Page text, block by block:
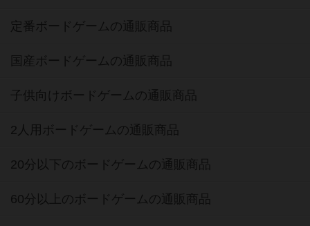
定番ボードゲームの通販商品
国産ボードゲームの通販商品
子供向けボードゲームの通販商品
2人用ボードゲームの通販商品
20分以下のボードゲームの通販商品
60分以上のボードゲームの通販商品